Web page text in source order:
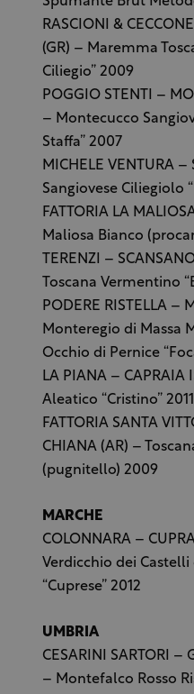
RASCIONI &
(GR) – Maremma
Ciliegio” 2009
POGGIO STENTI –
– Montecucco
Staffa” 2007
MICHELE VENTURA –
Sangiovese Ciliegiolo
FATTORIA LA
Maliosa Bianco
TERENZI –
Toscana Vermentino
PODERE RISTELLA –
Monteregio di Massa
Occhio di Pernice
LA PIANA – CAPRAIA
Aleatico “Cristino” 2011
FATTORIA SANTA
CHIANA (AR) –
(pugnitello) 2009
MARCHE
COLONNARA –
Verdicchio dei Castelli
“Cuprese” 2012
UMBRIA
CESARINI SARTORI –
– Montefalco Rosso